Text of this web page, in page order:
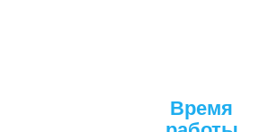
Время